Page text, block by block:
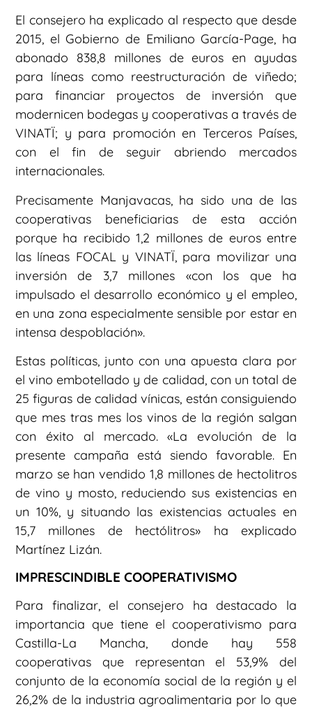
El consejero ha explicado al respecto que desde
2015, el Gobierno de Emiliano García-Page, ha
abonado 838,8 millones de euros en ayudas
para líneas como reestructuración de viñedo;
para financiar proyectos de inversión que
modernicen bodegas y cooperativas a través de
VINATÏ; y para promoción en Terceros Países,
con el fin de seguir abriendo mercados
internacionales.
Precisamente Manjavacas, ha sido una de las
cooperativas beneficiarias de esta acción
porque ha recibido 1,2 millones de euros entre
las líneas FOCAL y VINATÏ, para movilizar una
inversión de 3,7 millones «con los que ha
impulsado el desarrollo económico y el empleo,
en una zona especialmente sensible por estar en
intensa despoblación».
Estas políticas, junto con una apuesta clara por
el vino embotellado y de calidad, con un total de
25 figuras de calidad vínicas, están consiguiendo
que mes tras mes los vinos de la región salgan
con éxito al mercado. «La evolución de la
presente campaña está siendo favorable. En
marzo se han vendido 1,8 millones de hectolitros
de vino y mosto, reduciendo sus existencias en
un 10%, y situando las existencias actuales en
15,7 millones de hectólitros» ha explicado
Martínez Lizán.
IMPRESCINDIBLE COOPERATIVISMO
Para finalizar, el consejero ha destacado la
importancia que tiene el cooperativismo para
Castilla-La Mancha, donde hay 558
cooperativas que representan el 53,9% del
conjunto de la economía social de la región y el
26,2% de la industria agroalimentaria por lo que